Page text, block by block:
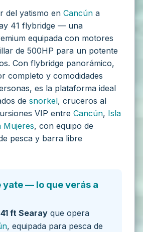
del yatismo en Cancún a
41 flybridge — una
equipada con motores
de 500HP para un potente
Con flybridge panorámico,
completo y comodidades
es la plataforma ideal
de snorkel, cruceros al
VIP entre Cancún, Isla
Mujeres, con equipo de
pesca y barra libre
yate — lo que verás a
41 ft Searay que opera
, equipada para pesca de